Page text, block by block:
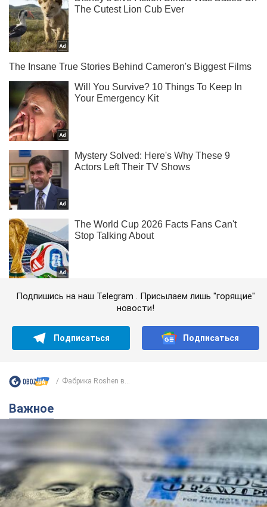
Подпишись на наш Telegram . Присылаем лишь "горящие"
новости!
Подписаться Подписаться
Фабрика Roshen в...
Важное